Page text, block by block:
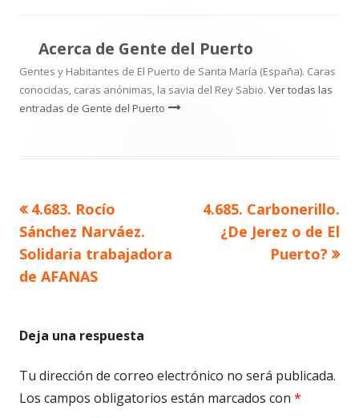
Acerca de Gente del Puerto
Gentes y Habitantes de El Puerto de Santa María (España). Caras
conocidas, caras anónimas, la savia del Rey Sabio. Ver todas las
entradas de Gente del Puerto
Navegación
de
entradas
Artículo
anterior
4.683. Rocío
Sánchez Narváez.
Solidaria trabajadora
de AFANAS
Artículo
siguiente
4.685. Carbonerillo.
¿De Jerez o de El
Puerto?
Deja una respuesta
Tu dirección de correo electrónico no será publicada.
Los campos obligatorios están marcados con *